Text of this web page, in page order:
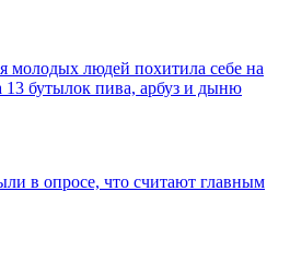
молодых людей похитила себе на
13 бутылок пива, арбуз и дыню
в опросе, что считают главным